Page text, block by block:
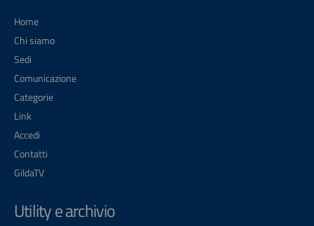
Home
Chi siamo
Sedi
Comunicazione
Categorie
Link
Accedi
Contatti
GildaTV
Utility e archivio